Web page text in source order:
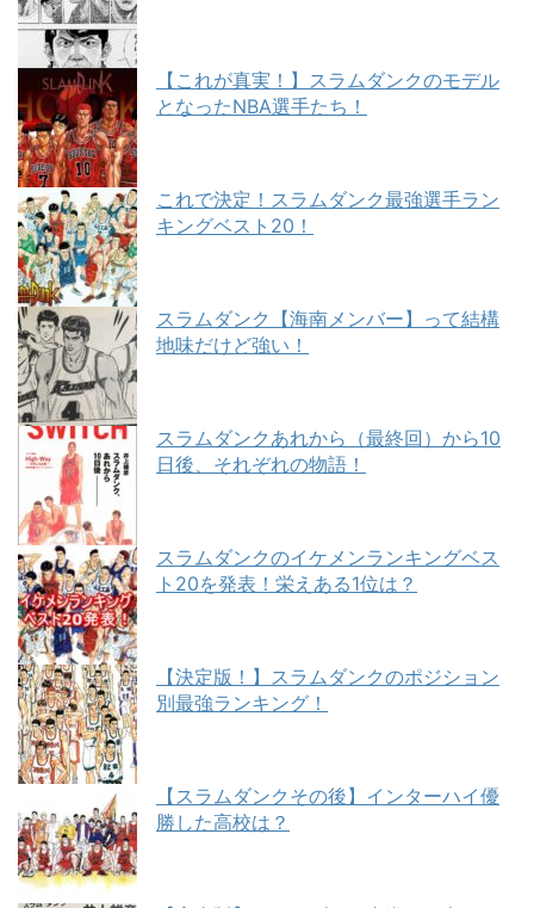
【これが真実！】スラムダンクのモデル
となったNBA選手たち！
これで決定！スラムダンク最強選手ラン
キングベスト20！
スラムダンク【海南メンバー】って結構
地味だけど強い！
スラムダンクあれから（最終回）から10
日後、それぞれの物語！
スラムダンクのイケメンランキングベス
ト20を発表！栄えある1位は？
【決定版！】スラムダンクのポジション
別最強ランキング！
【スラムダンクその後】インターハイ優
勝した高校は？